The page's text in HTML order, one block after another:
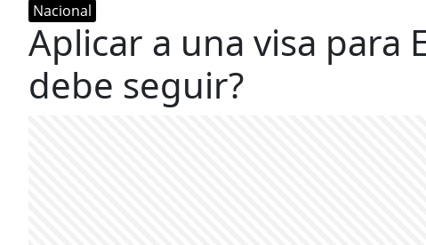
Nacional
Aplicar a una visa para
debe seguir?